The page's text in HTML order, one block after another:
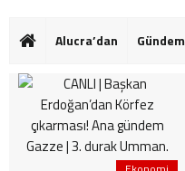
Alucra’dan Gündem